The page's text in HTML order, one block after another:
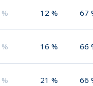
% 12 % 67
% 16 % 66
% 21 % 66